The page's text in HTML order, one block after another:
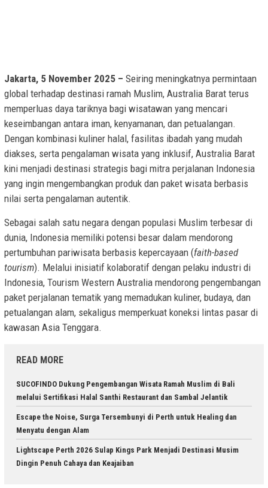
Jakarta, 5 November 2025 – Seiring meningkatnya permintaan
global terhadap destinasi ramah Muslim, Australia Barat terus
memperluas daya tariknya bagi wisatawan yang mencari
keseimbangan antara iman, kenyamanan, dan petualangan.
Dengan kombinasi kuliner halal, fasilitas ibadah yang mudah
diakses, serta pengalaman wisata yang inklusif, Australia Barat
kini menjadi destinasi strategis bagi mitra perjalanan Indonesia
yang ingin mengembangkan produk dan paket wisata berbasis
nilai serta pengalaman autentik.
Sebagai salah satu negara dengan populasi Muslim terbesar di
dunia, Indonesia memiliki potensi besar dalam mendorong
pertumbuhan pariwisata berbasis kepercayaan (faith-based
tourism). Melalui inisiatif kolaboratif dengan pelaku industri di
Indonesia, Tourism Western Australia mendorong pengembangan
paket perjalanan tematik yang memadukan kuliner, budaya, dan
petualangan alam, sekaligus memperkuat koneksi lintas pasar di
kawasan Asia Tenggara.
READ MORE
SUCOFINDO Dukung Pengembangan Wisata Ramah Muslim di Bali
melalui Sertifikasi Halal Santhi Restaurant dan Sambal Jelantik
Escape the Noise, Surga Tersembunyi di Perth untuk Healing dan
Menyatu dengan Alam
Lightscape Perth 2026 Sulap Kings Park Menjadi Destinasi Musim
Dingin Penuh Cahaya dan Keajaiban